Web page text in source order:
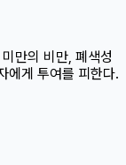
만의 비만, 폐색성
에게 투여를 피한다.